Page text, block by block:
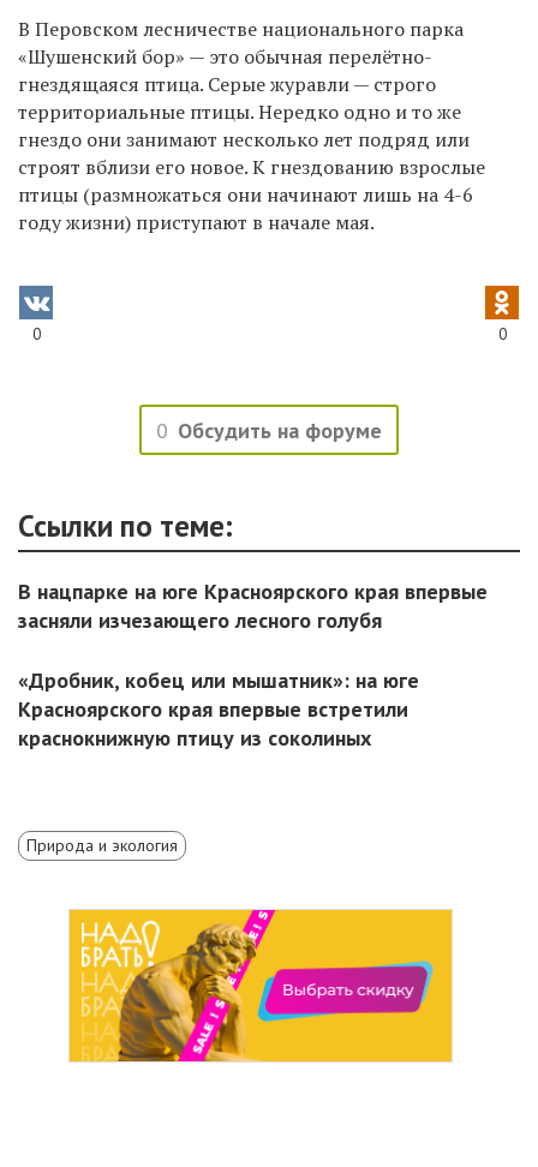
В Перовском лесничестве национального парка
«Шушенский бор» — это обычная перелётно-
гнездящаяся птица. Серые журавли — строго
территориальные птицы. Нередко одно и то же
гнездо они занимают несколько лет подряд или
строят вблизи его новое. К гнездованию взрослые
птицы (размножаться они начинают лишь на 4-6
году жизни) приступают в начале мая.
0 0
0 Обсудить на форуме
Ссылки по теме:
В нацпарке на юге Красноярского края впервые
засняли изчезающего лесного голубя
«Дробник, кобец или мышатник»: на юге
Красноярского края впервые встретили
краснокнижную птицу из соколиных
Природа и экология